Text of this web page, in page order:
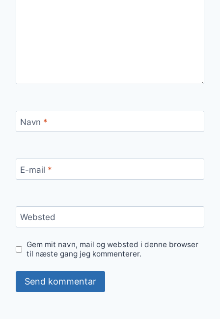
Navn *
E-mail *
Websted
Gem mit navn, mail og websted i denne browser
til næste gang jeg kommenterer.